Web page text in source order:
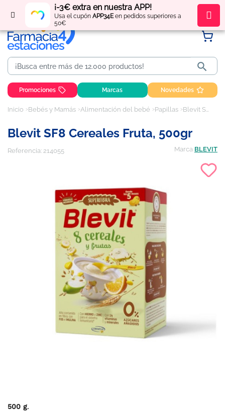
¡-3€ extra en nuestra APP!
Usa el cupón APP34Een pedidos superiores a
50€
Regístratey obténpuntos por tus compras

Promociones Marcas Novedades
Inicio Bebés y Mamás Alimentación del bebé Papillas Blevit SF8 cereales fruta, 500gr
Blevit SF8 Cereales Fruta, 500gr
Referencia: 214055 Marca BLEVIT
500 g.